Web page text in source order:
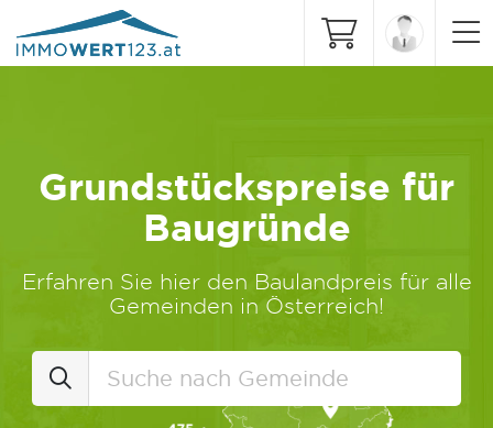
Grundstückspreise für
Baugründe
Erfahren Sie hier den Baulandpreis für alle
Gemeinden in Österreich!